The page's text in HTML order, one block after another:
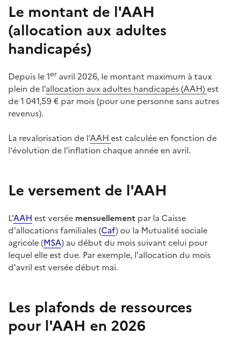
Le montant de l'AAH
(allocation aux adultes
handicapés)
Depuis le 1er avril 2026, le montant maximum à taux
plein de l’allocation aux adultes handicapés (AAH)est
de 1 041,59 € par mois (pour une personne sans autres
revenus).
La revalorisation de l’AAH est calculée en fonction de
l'évolution de l'inflation chaque année en avril.
Le versement de l'AAH
L'AAH est versée mensuellement par la Caisse
d'allocations familiales (Caf) ou la Mutualité sociale
agricole (MSA) au début du mois suivant celui pour
lequel elle est due. Par exemple, l'allocation du mois
d'avril est versée début mai.
Les plafonds de ressources
pour l'AAH en 2026